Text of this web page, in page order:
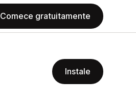
Comece gratuitamente
Instale